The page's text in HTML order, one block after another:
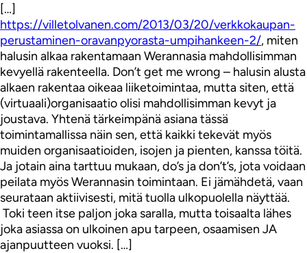
[…]
https://villetolvanen.com/2013/03/20/verkkokaupan-
perustaminen-oravanpyorasta-umpihankeen-2/, miten
halusin alkaa rakentamaan Werannasia mahdollisimman
kevyellä rakenteella. Don’t get me wrong – halusin alusta
alkaen rakentaa oikeaa liiketoimintaa, mutta siten, että
(virtuaali)organisaatio olisi mahdollisimman kevyt ja
joustava. Yhtenä tärkeimpänä asiana tässä
toimintamallissa näin sen, että kaikki tekevät myös
muiden organisaatioiden, isojen ja pienten, kanssa töitä.
Ja jotain aina tarttuu mukaan, do’s ja don’t’s, jota voidaan
peilata myös Werannasin toimintaan. Ei jämähdetä, vaan
seurataan aktiivisesti, mitä tuolla ulkopuolella näyttää.
Toki teen itse paljon joka saralla, mutta toisaalta lähes
joka asiassa on ulkoinen apu tarpeen, osaamisen JA
ajanpuutteen vuoksi. […]